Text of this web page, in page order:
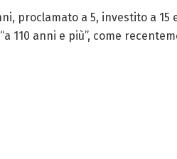
proclamato a 5, investito a 15
110 anni e più”, come